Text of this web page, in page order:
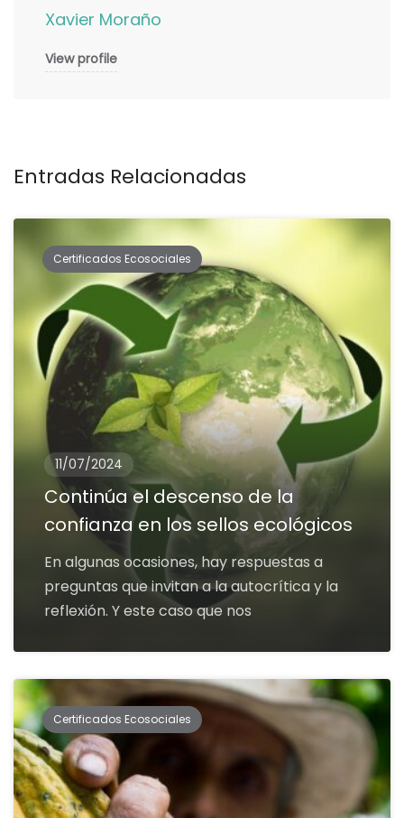
Xavier Moraño
View profile
Entradas Relacionadas
Certificados Ecosociales
11/07/2024
Continúa el descenso de la
confianza en los sellos ecológicos
En algunas ocasiones, hay respuestas a
preguntas que invitan a la autocrítica y la
reflexión. Y este caso que nos
Certificados Ecosociales